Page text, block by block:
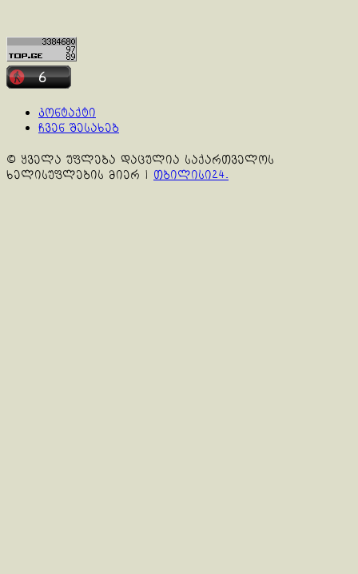
კონტაქტი
ჩვენ შესახებ
© ყველა უფლება დაცულია საქართველოს
ხელისუფლების მიერ | თბილისი24.